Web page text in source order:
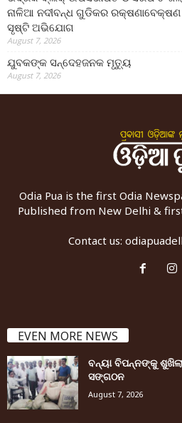
ନାଳିଆ ନଦୀବନ୍ଧ ଗୁଡିକର
ସୃଷ୍ଟି ଅଭିଯୋଗ
August 7, 2026
ଯୁବକଙ୍କ ସନ୍ଦେହଜନକ ମୃତ୍ୟୁ
August 7, 2026
Odia Pua is the first Odia
Published from New Delhi &
Contact us:
EVEN MORE NEWS
ବନ୍ୟା ବିପନ୍ନଙ୍କୁ
ସଙ୍ଗଠନ
August 7, 2026